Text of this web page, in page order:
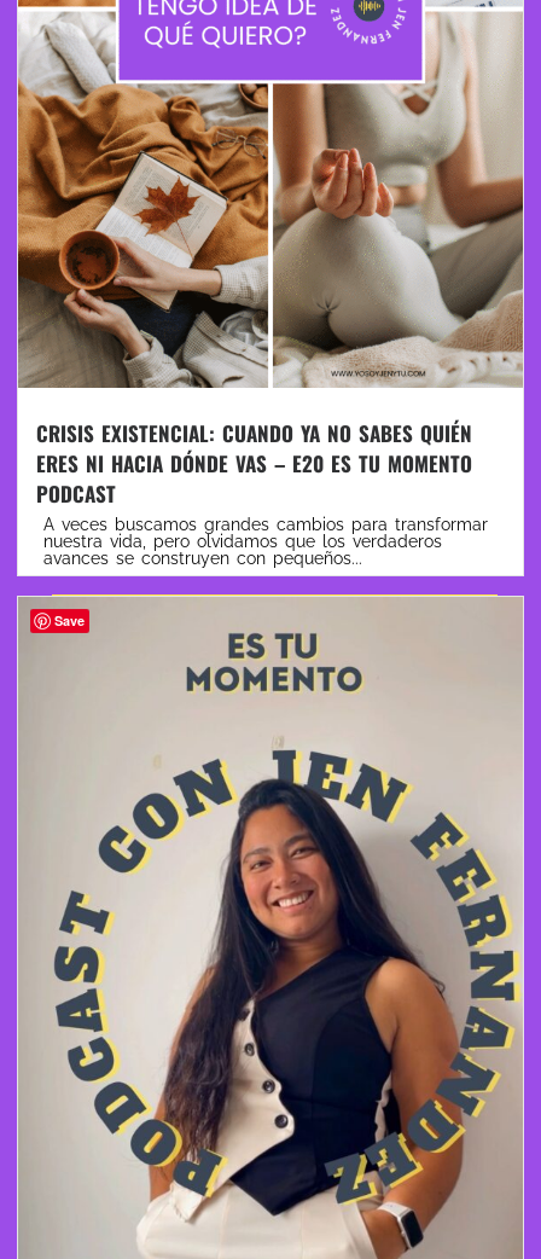
CRISIS EXISTENCIAL: CUANDO YA NO SABES QUIÉN
ERES NI HACIA DÓNDE VAS – E20 ES TU MOMENTO
PODCAST
A veces buscamos grandes cambios para transformar
nuestra vida, pero olvidamos que los verdaderos
avances se construyen con pequeños...
Leer más
Save